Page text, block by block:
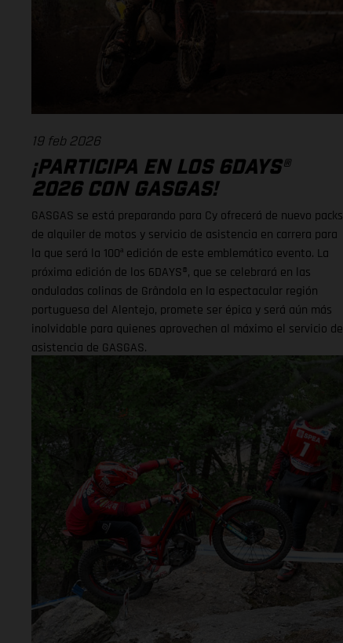
19 feb 2026
¡PARTICIPA EN LOS 6DAYS®
2026 CON GASGAS!
GASGAS se está preparando para Cy ofrecerá de nuevo packs
de alquiler de motos y servicio de asistencia en carrera para
la que será la 100ª edición de este emblemático evento. La
próxima edición de los 6DAYS®, que se celebrará en las
onduladas colinas de Grândola en la espectacular región
portuguesa del Alentejo, promete ser épica y será aún más
inolvidable para quienes aprovechen al máximo el servicio de
asistencia de GASGAS.